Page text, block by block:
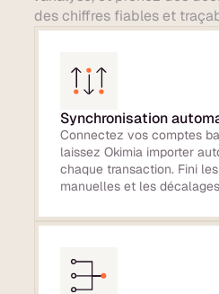
des chiffres fiables et
Synchronisation
Connectez vos comptes
laissez Okimia importer
chaque transaction. Fini
manuelles et les